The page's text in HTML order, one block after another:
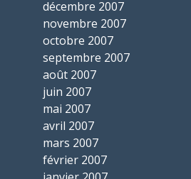
décembre 2007
novembre 2007
octobre 2007
septembre 2007
août 2007
juin 2007
mai 2007
avril 2007
mars 2007
février 2007